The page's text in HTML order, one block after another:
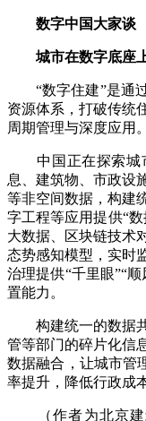
数字中国大家谈
城市在数字底座
“数字住建”是通过
资源体系，打破传统
周期管理与深度应用。
中国正在探索城
息、建筑物、市政设
等非空间数据，构建
字工程等应用提供“
大数据、区块链技术
态势感知模型，实时
治理提供“千里眼”“
置能力。
构建统一的数据共
管等部门的碎片化信
数据融合，让城市管
率提升，降低行政成
（作者为北京建